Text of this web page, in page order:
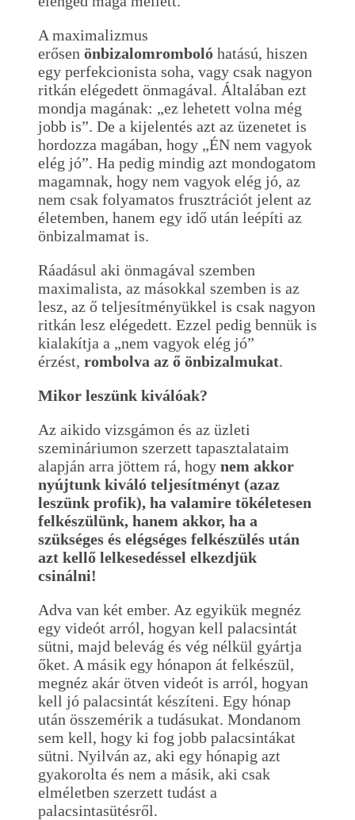
A maximalizmus
erősen önbizalomromboló hatású, hiszen
egy perfekcionista soha, vagy csak nagyon
ritkán elégedett önmagával. Általában ezt
mondja magának: „ez lehetett volna még
jobb is”. De a kijelentés azt az üzenetet is
hordozza magában, hogy „ÉN nem vagyok
elég jó”. Ha pedig mindig azt mondogatom
magamnak, hogy nem vagyok elég jó, az
nem csak folyamatos frusztrációt jelent az
életemben, hanem egy idő után leépíti az
önbizalmamat is.
Ráadásul aki önmagával szemben
maximalista, az másokkal szemben is az
lesz, az ő teljesítményükkel is csak nagyon
ritkán lesz elégedett. Ezzel pedig bennük is
kialakítja a „nem vagyok elég jó”
érzést, rombolva az ő önbizalmukat.
Mikor leszünk kiválóak?
Az aikido vizsgámon és az üzleti
szemináriumon szerzett tapasztalataim
alapján arra jöttem rá, hogy nem akkor
nyújtunk kiváló teljesítményt (azaz
leszünk profik), ha valamire tökéletesen
felkészülünk, hanem akkor, ha a
szükséges és elégséges felkészülés után
azt kellő lelkesedéssel elkezdjük
csinálni!
Adva van két ember. Az egyikük megnéz
egy videót arról, hogyan kell palacsintát
sütni, majd belevág és vég nélkül gyártja
őket. A másik egy hónapon át felkészül,
megnéz akár ötven videót is arról, hogyan
kell jó palacsintát készíteni. Egy hónap
után összemérik a tudásukat. Mondanom
sem kell, hogy ki fog jobb palacsintákat
sütni. Nyilván az, aki egy hónapig azt
gyakorolta és nem a másik, aki csak
elméletben szerzett tudást a
palacsintasütésről.